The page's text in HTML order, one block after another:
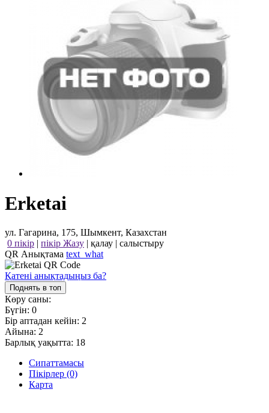
Erketai
ул. Гагарина, 175, Шымкент, Казахстан
0 пікір | пікір Жазу | қалау | салыстыру
QR Анықтама text_what
Қатені анықтадыңыз ба?
Поднять в топ
Көру саны:
Бүгін: 0
Бір аптадан кейін: 2
Айына: 2
Барлық уақытта: 18
Сипаттамасы
Пікірлер (0)
Карта